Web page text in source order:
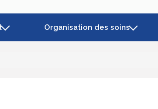
Organisation des soins